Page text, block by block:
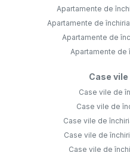
Apartamente de
Apartamente de
Apartamente de
Apartamente de
Case
Case vile de
Case vile de
Case vile de
Case vile de
Case vile de